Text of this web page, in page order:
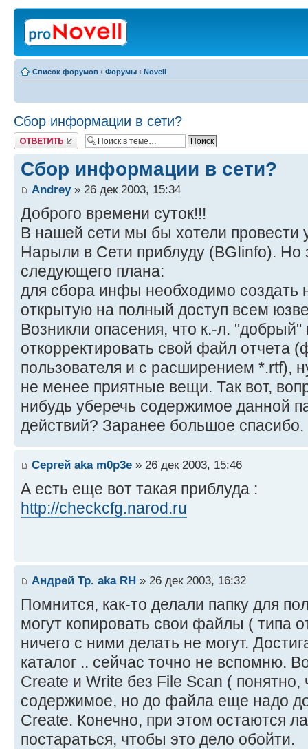
Список форумов ‹ Форумы ‹ Novell
Сбор информации в сети?
Ответить
Сбор информации в сети?
Andrey» 26 дек 2003, 15:34
Доброго времени суток!!!
В нашей сети мы бы хотели провести
Нарыли в Сети приблуду (BGIinfo). Но
следующего плана:
для сбора инфы необходимо создать
открытую на полный доступ всем
Возникли опасения, что к.-л.
откорректировать свой файл отчета
пользователя и с расширением *.rtf),
не менее приятные вещи. Так вот,
нибудь уберечь содержимое данной
действий? Заранее большое спасибо.
Сергей aka m0p3e » 26 дек 2003, 15:46
А есть еще вот такая приблуда :
http://checkcfg.narod.ru
Андрей Тр. aka RH » 26 дек 2003, 16:32
Помнится, как-то делали папку для
могут копировать свои файлы ( типа
ничего с ними делать не могут.
каталог .. сейчас точно не вспомню.
Create и Write без File Scan (
содержимое, но до файла еще надо
Create. Конечно, при этом остаются
постараться, чтобы это дело обойти.